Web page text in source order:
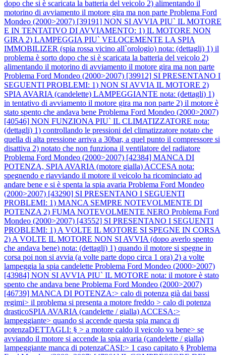
dopo che si è scaricata la batteria del veicolo 2) alimentando il
motorino di avviamento il motore gira ma non parte Problema Ford
Mondeo (2000>2007) [39191] NON SI AVVIA PIU` IL MOTORE
E IN TENTATIVO DI AVVIAMENTO: 1) IL MOTORE NON
GIRA 2) LAMPEGGIA PIU` VELOCEMENTE LA SPIA
IMMOBILIZER (spia rossa vicino all`orologio) nota: (dettagli) 1) il
problema è sorto dopo che si è scaricata la batteria del veicolo 2)
alimentando il motorino di avviamento il motore gira ma non parte
Problema Ford Mondeo (2000>2007) [39912] SI PRESENTANO I
SEGUENTI PROBLEMI: 1) NON SI AVVIA IL MOTORE 2)
SPIA AVARIA (candelette) LAMPEGGIANTE nota: (dettagli) 1)
in tentativo di avviamento il motore gira ma non parte 2) il motore è
stato spento che andava bene Problema Ford Mondeo (2000>2007)
[40546] NON FUNZIONA PIU` IL CLIMATIZZATORE nota:
(dettagli) 1) controllando le pressioni del climatizzatore notato che
quella di alta pressione arriva a 30bar, a quel punto il compressore si
disattiva 2) notato che non funziona il ventilatore del radiatore
Problema Ford Mondeo (2000>2007) [42384] MANCA DI
POTENZA, SPIA AVARIA (motore gialla) ACCESA nota:
spegnendo e riavviando il motore il veicolo ha ricominciato ad
andare bene e si è spenta la spia avaria Problema Ford Mondeo
(2000>2007) [43290] SI PRESENTANO I SEGUENTI
PROBLEMI: 1) MANCA SEMPRE NOTEVOLMENTE DI
POTENZA 2) FUMA NOTEVOLMENTE NERO Problema Ford
Mondeo (2000>2007) [43552] SI PRESENTANO I SEGUENTI
PROBLEMI: 1) A VOLTE IL MOTORE SI SPEGNE IN CORSA
2) A VOLTE IL MOTORE NON SI AVVIA (dopo averlo spento
che andava bene) nota: (dettagli) 1) quando il motore si spegne in
corsa poi non si avvia (a volte parte dopo circa 1 ora) 2) a volte
lampeggia la spia candelette Problema Ford Mondeo (2000>2007)
[43984] NON SI AVVIA PIU` IL MOTORE nota: il motore è stato
spento che andava bene Problema Ford Mondeo (2000>2007)
[46739] MANCA DI POTENZA:> calo di potenza già dai bassi
regimi> il problema si presenta a motore freddo > calo di potenza
drasticoSPIA AVARIA (candelette / gialla) ACCESA:>
lampeggiante> quando si accende questa spia manca di
potenzaDETTAGLI: § > a motore caldo il veicolo va bene> se
avviando il motore si accende la spia avaria (candelette / gialla)
lampeggiante manca di potenzaCASI:> 1 caso capitato § Problema